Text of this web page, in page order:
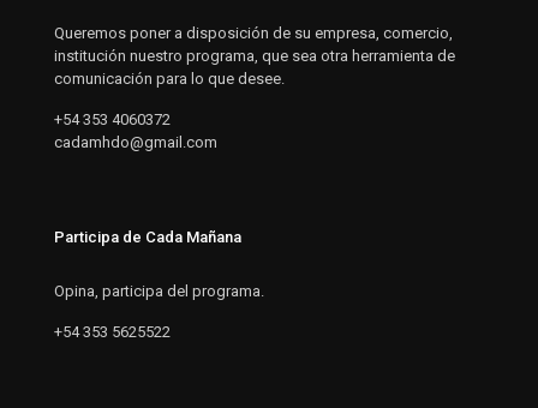
Queremos poner a disposición de su empresa, comercio,
institución nuestro programa, que sea otra herramienta de
comunicación para lo que desee.
+54 353 4060372
cadamhdo@gmail.com
Participa de Cada Mañana
Opina, participa del programa.
+54 353 5625522